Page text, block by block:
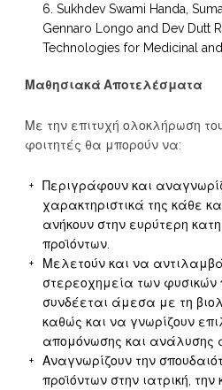
Sukhdev Swami Handa,
Gennaro Longo and Dev Dutt
Technologies for Medicinal
Μαθησιακά Αποτελέσματα
Με την επιτυχή ολοκλήρωση
φοιτητές θα μπορούν να:
Περιγράφουν και
χαρακτηριστικά της κάθε
ανήκουν στην ευρύτερη
προϊόντων.
Μελετούν και να
στερεοχημεία των φυσικών
συνδέεται άμεσα με τη
καθώς και να γνωρίζουν
απομόνωσης και ανάλυσης
Αναγνωρίζουν την
προϊόντων στην ιατρική,